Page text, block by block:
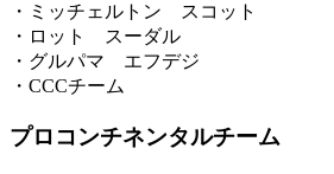
・ミッチェルトン スコット
・ロット スーダル
・グルパマ エフデジ
・CCCチーム
プロコンチネンタルチーム